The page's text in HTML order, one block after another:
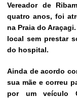
Vereador de
quatro anos, foi
na Praia do
local sem prestar
do hospital.
Ainda de acordo
sua mãe e correu
por um veículo